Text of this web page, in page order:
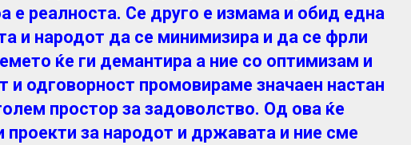
е реалноста. Се друго е измама и обид една
и народот да се минимизира и да се фрли
ќе ги демантира а ние со оптимизам и
и одговорност промовираме значаен настан
простор за задоволство. Од ова ќе
проекти за народот и државата и ние сме